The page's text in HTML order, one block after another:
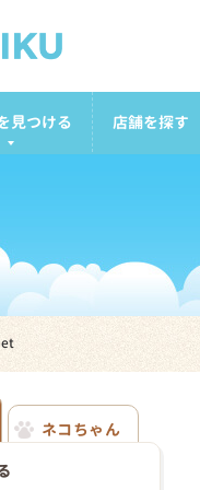
見つける 店舗を探す
ネコちゃん